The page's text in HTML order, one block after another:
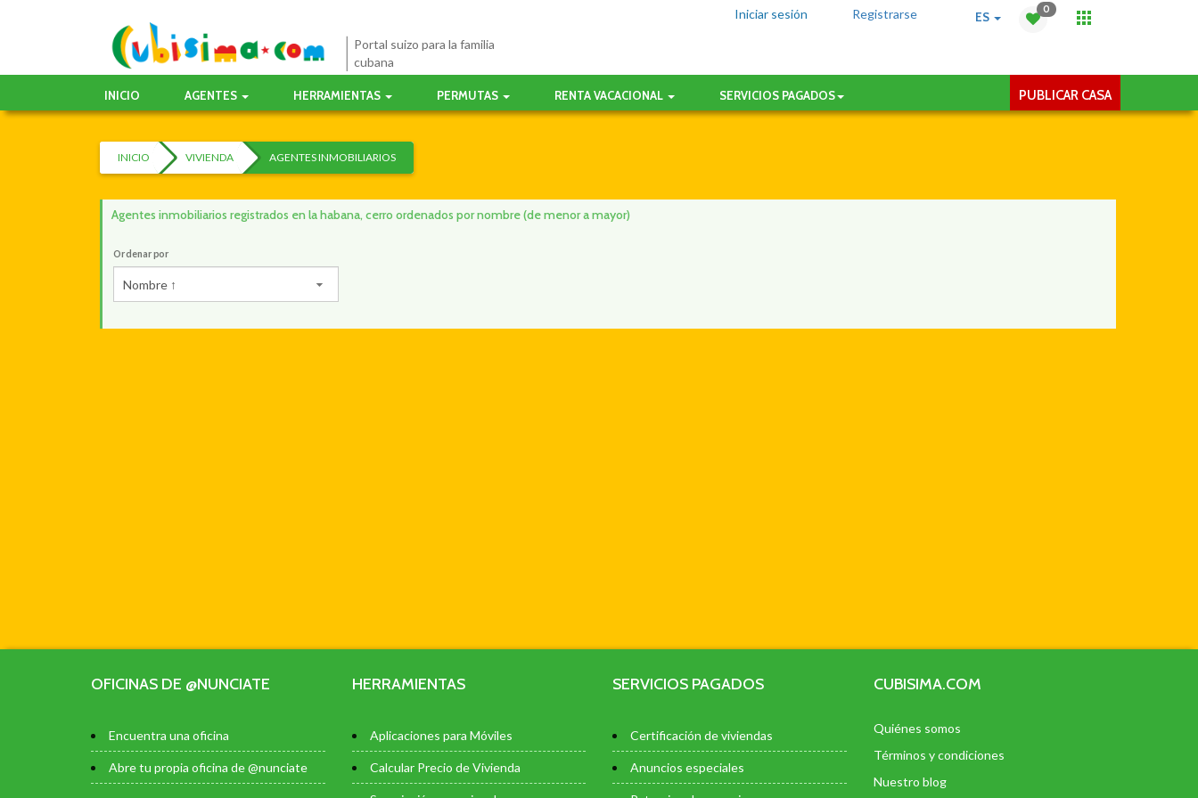
0
ES
Registrarse
Iniciar sesión
Portal suizo para la familia
cubana
INICIO AGENTES HERRAMIENTAS PERMUTAS RENTA VACACIONAL SERVICIOS PAGADOS PUBLICAR CASA
INICIO VIVIENDA AGENTES INMOBILIARIOS
Agentes inmobiliarios registrados en la habana, cerro ordenados por nombre (de menor a mayor)
Ordenar por
Nombre ↑
OFICINAS DE @NUNCIATE
Encuentra una oficina
Abre tu propia oficina de @nunciate
HERRAMIENTAS
Aplicaciones para Móviles
Calcular Precio de Vivienda
SERVICIOS PAGADOS
Certificación de viviendas
Anuncios especiales
CUBISIMA.COM
Quiénes somos
Términos y condiciones
Nuestro blog